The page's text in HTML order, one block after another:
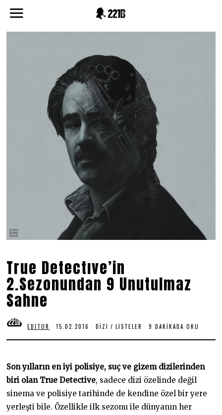
True Detectıve’in
2.Sezonundan 9 Unutulmaz
Sahne
EDITOR 15.02.2016 1
.
.
2
0
0
DIZI / LISTELER 9 DAKIKADA OKU
Son yılların en iyi polisiye, suç ve gizem dizilerinden
biri olan True Detective, sadece dizi özelinde değil
sinema ve polisiye tarihinde de kendine özel bir yere
yerleşti bile. Özellikle ilk sezonu ile dünyanın her